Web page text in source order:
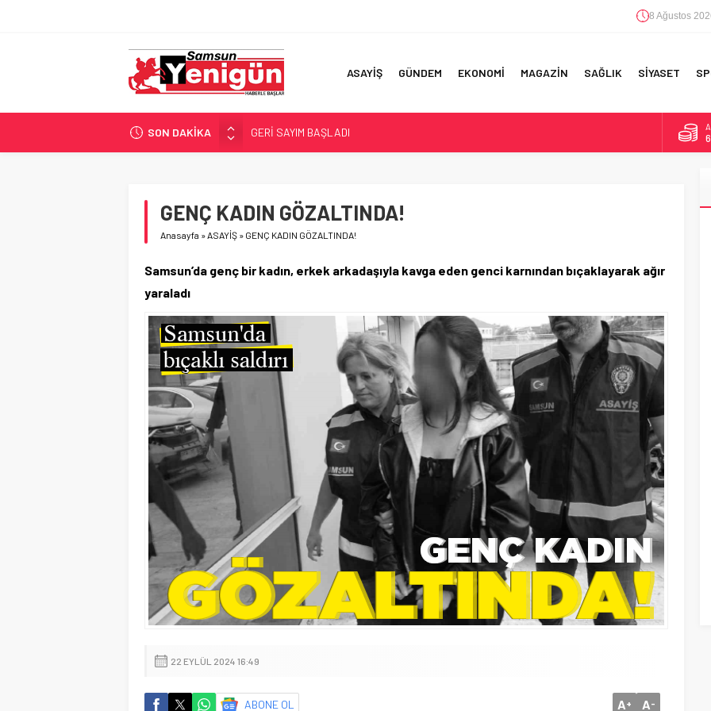
8 Ağustos
ASAYİŞ GÜNDEM EKONOMİ MAGAZİN SAĞLIK SİYASET
SON DAKİKA
GERİ SAYIM BAŞLADI
SAMSUNSPOR’DA HEDEF 5’İNCİLİK!
İŞTE FINDIK FİYATI!
YÖNETİCİ SEÇERKEN YAPILAN EN BÜYÜK HATALAR
GENÇ KADIN GÖZALTINDA!
Anasayfa »ASAYİŞ » GENÇ KADIN GÖZALTINDA!
Samsun’da genç bir kadın, erkek arkadaşıyla kavga eden genci karnından bıçaklayarak ağır
yaraladı
22 EYLÜL 2024 16:49
ABONE OL A+ A-